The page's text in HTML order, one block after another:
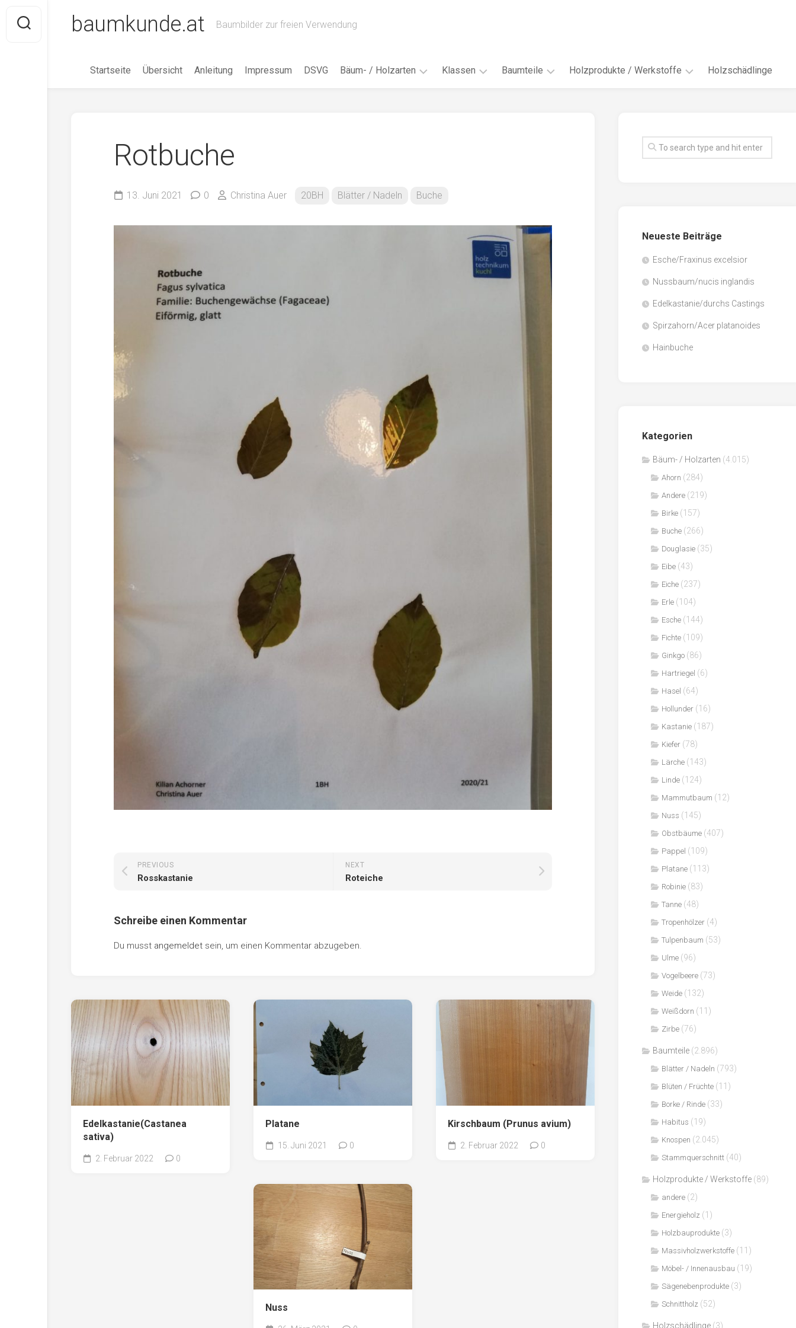
content
baumkunde.at Baumbilder zur freien Verwendung
Startseite Übersicht Anleitung Impressum DSVG Bäum- / Holzarten
Eibe
Hollunder
Kastanie
Kiefer
Lärche
Linde
Tulpenbaum
Vogelbeere
Weide
Weißdorn
Klassen
18AH
18BH
19AF
Baumteile
Knospen
Holzprodukte / Werkstoffe
Faserwerkstoffe
Sägenebenprodukte
Holzschädlinge
Rotbuche
13. Juni 2021 0 Christina Auer 20BH Blätter / Nadeln Buche
NEXT
Roteiche
PREVIOUS
Rosskastanie
Schreibe einen Kommentar
Du musst angemeldet sein, um einen Kommentar abzugeben.
Edelkastanie(Castanea
sativa)
2. Februar 2022 0
Platane
15. Juni 2021 0
Kirschbaum (Prunus avium)
2. Februar 2022 0
Nuss
Neueste Beiträge
Esche/Fraxinus excelsior
Nussbaum/nucis inglandis
Edelkastanie/durchs Castings
Spirzahorn/Acer platanoides
Hainbuche
Kategorien
Bäum- / Holzarten (4.015)
Ahorn (284)
Andere (219)
Birke (157)
Buche (266)
Douglasie (35)
Eibe (43)
Eiche (237)
Erle (104)
Esche (144)
Fichte (109)
Ginkgo (86)
Hartriegel (6)
Hasel (64)
Hollunder (16)
Kastanie (187)
Kiefer (78)
Lärche (143)
Linde (124)
Mammutbaum (12)
Nuss (145)
Obstbäume (407)
Pappel (109)
Platane (113)
Robinie (83)
Tanne (48)
Tropenhölzer (4)
Tulpenbaum (53)
Ulme (96)
Vogelbeere (73)
Weide (132)
Weißdorn (11)
Zirbe (76)
Baumteile (2.896)
Blätter / Nadeln (793)
Blüten / Früchte (11)
Borke / Rinde (33)
Habitus (19)
Knospen (2.045)
Stammquerschnitt (40)
Holzprodukte / Werkstoffe (89)
andere (2)
Energieholz (1)
Holzbauprodukte (3)
Massivholzwerkstoffe (11)
Möbel- / Innenausbau (19)
Sägenebenprodukte (3)
Schnittholz (52)
Holzschädlinge (3)